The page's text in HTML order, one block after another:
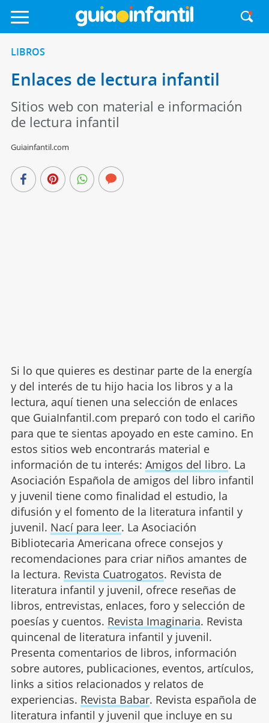
LIBROS
Enlaces de lectura infantil
Sitios web con material e información
de lectura infantil
Guiainfantil.com
Si lo que quieres es destinar parte de la energía
y del interés de tu hijo hacia los libros y a la
lectura, aquí tienen una selección de enlaces
que GuiaInfantil.com preparó con todo el cariño
para que te sientas apoyado en este camino. En
estos sitios web encontrarás material e
información de tu interés: Amigos del libro. La
Asociación Española de amigos del libro infantil
y juvenil tiene como finalidad el estudio, la
difusión y el fomento de la literatura infantil y
juvenil. Nací para leer. La Asociación
Bibliotecaria Americana ofrece consejos y
recomendaciones para criar niños amantes de
la lectura. Revista Cuatrogatos. Revista de
literatura infantil y juvenil, ofrece reseñas de
libros, entrevistas, enlaces, foro y selección de
poesías y cuentos. Revista Imaginaria. Revista
quincenal de literatura infantil y juvenil.
Presenta comentarios de libros, información
sobre autores, publicaciones, eventos, artículos,
links a sitios relacionados y relatos de
experiencias. Revista Babar. Revista española de
literatura infantil y juvenil que incluye en su